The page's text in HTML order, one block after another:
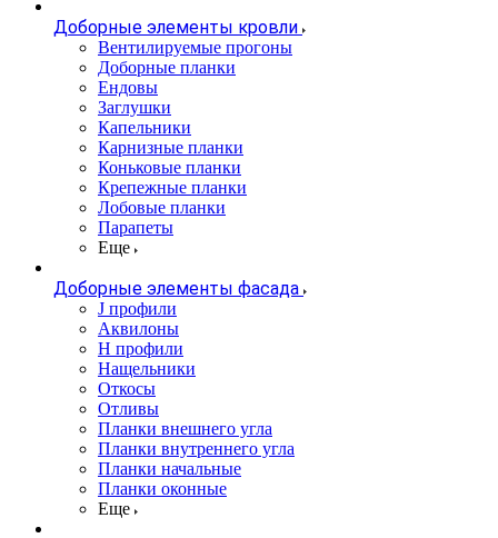
Доборные элементы кровли
Вентилируемые прогоны
Доборные планки
Ендовы
Заглушки
Капельники
Карнизные планки
Коньковые планки
Крепежные планки
Лобовые планки
Парапеты
Еще
Доборные элементы фасада
J профили
Аквилоны
Н профили
Нащельники
Откосы
Отливы
Планки внешнего угла
Планки внутреннего угла
Планки начальные
Планки оконные
Еще